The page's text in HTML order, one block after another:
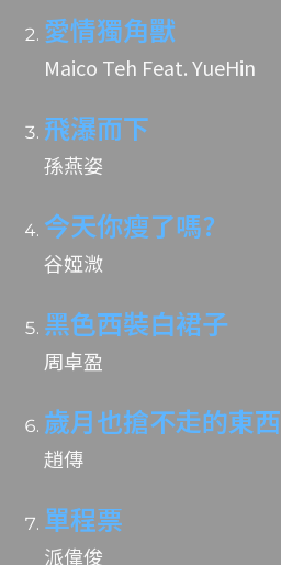
愛情獨角獸
Maico Teh Feat. YueHin
飛瀑而下
孫燕姿
今天你瘦了嗎?
谷婭溦
黑色西裝白裙子
周卓盈
歲月也搶不走的東西
趙傳
單程票
派偉俊